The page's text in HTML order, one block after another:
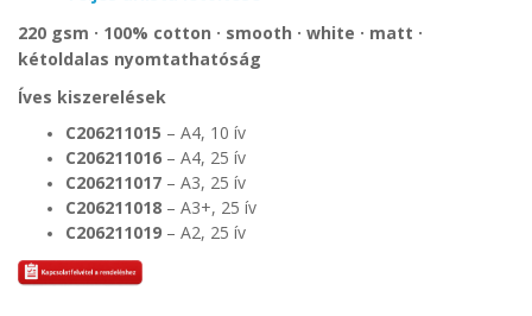
220 gsm · 100% cotton · smooth · white · matt ·
kétoldalas nyomtathatóság
Íves kiszerelések
C206211015 – A4, 10 ív
C206211016 – A4, 25 ív
C206211017 – A3, 25 ív
C206211018 – A3+, 25 ív
C206211019 – A2, 25 ív